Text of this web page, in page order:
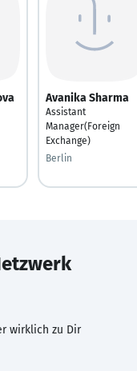
Avanika Sharma
Assistant
Manager(Foreign
Exchange)
Berlin
wirklich zu Dir